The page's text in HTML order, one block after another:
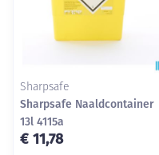
Sharpsafe
Sharpsafe Naaldcontainer
13l 4115a
€ 11,78